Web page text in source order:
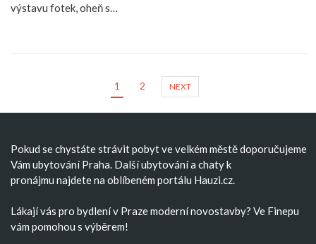
výstavu fotek, oheň s…
1 2 NEXT
Pokud se chystáte strávit pobyt ve velkém městě doporučujeme
Vám ubytování Praha. Dalšíubytovánía chaty k
pronájmu najdete na oblíbeném portálu Hauzi.cz.
Lákají vás pro bydlení v Praze modernínovostavby? Ve Finepu
vám pomohou s výběrem!